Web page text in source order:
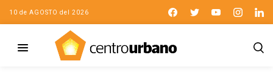
10 de AGOSTO del 2026